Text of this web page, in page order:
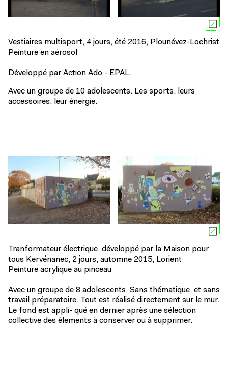
Vestiaires multisport, 4 jours, été 2016, Plounévez-Lochrist
Peinture en aérosol
Développé par Action Ado - EPAL.
Avec un groupe de 10 adolescents. Les sports, leurs
accessoires, leur énergie.
Tranformateur électrique, développé par la Maison pour
tous Kervénanec, 2 jours, automne 2015, Lorient
Peinture acrylique au pinceau
Avec un groupe de 8 adolescents. Sans thématique, et sans
travail préparatoire. Tout est réalisé directement sur le mur.
Le fond est appli- qué en dernier après une sélection
collective des élements à conserver ou à supprimer.